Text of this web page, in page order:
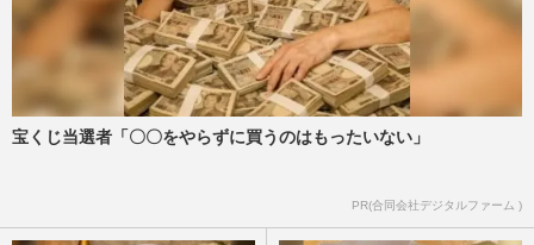
宝くじ当選者「〇〇をやらずに買うのはもったいない」
PR(合同会社デジタルファーム )